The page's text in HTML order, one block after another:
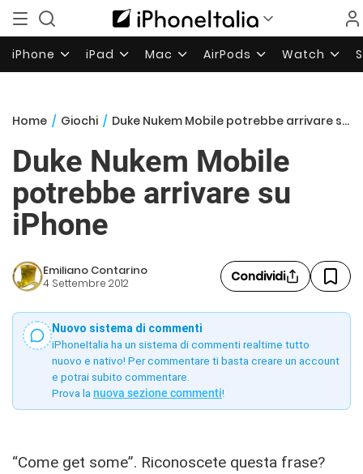
iPhone iPad Mac AirPods Watch
Home / Giochi / Duke Nukem Mobile potrebbe arrivare su iPhone
Duke Nukem Mobile
potrebbe arrivare su
iPhone
Emiliano Contarino
4 Settembre 2012 Condividi
Nuovo sistema di commenti
iPhoneItalia ha un sistema di commenti realtime tutto
nuovo e nativo! Per commentare ti basta creare un account
e potrai subito commentare.
Prova la nuova sezione commenti!
“Come get some”. Riconoscete questa frase?